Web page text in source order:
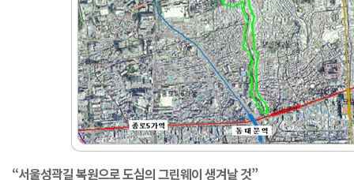
“서울성곽길 복원으로 도심의 그린웨이 생겨날 것”